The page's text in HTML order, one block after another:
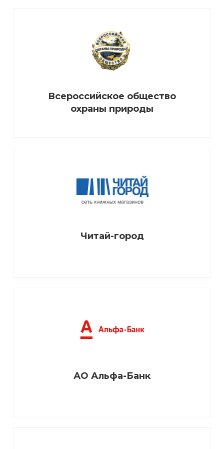
Всероссийское общество
охраны природы
Читай-город
АО Альфа-Банк